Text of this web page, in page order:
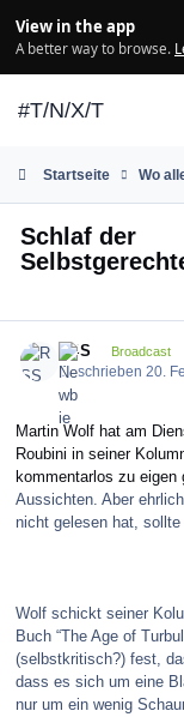
View in the app
A better way to browse.
#T/N/X/T
Startseite Wo
Schlaf der
RSS Broadcast
Geschrieben20.
Martin Wolf hat am
Roubini in seiner
kommentarlos zu eigen
Aussichten. Aber
nicht gelesen hat,
Wolf schickt seiner
Buch “The Age of
(selbstkritisch?) fest,
dass es sich um eine
nur um ein wenig